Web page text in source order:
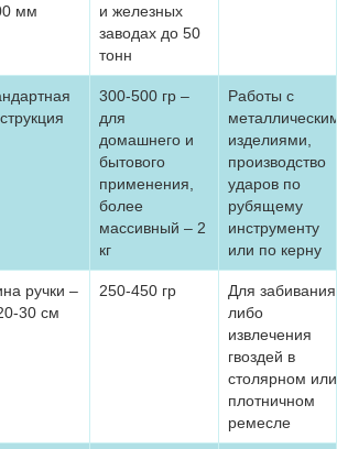
мм
и железных
заводах до 50
тонн
300-500 гр –
для
домашнего и
бытового
применения,
более
массивный – 2
кг
Работы с
изделиями,
производство
ударов по
рубящему
инструменту
или по керну
ручки –
30 см
250-450 гр
Для забивания
либо
извлечения
гвоздей в
столярном или
плотничном
ремесле